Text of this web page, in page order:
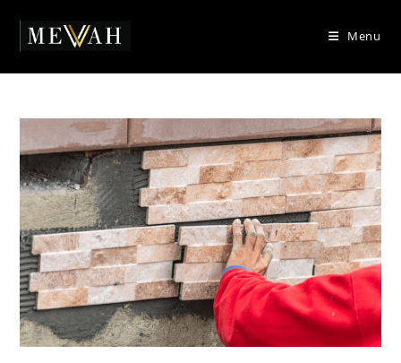
content
Menu